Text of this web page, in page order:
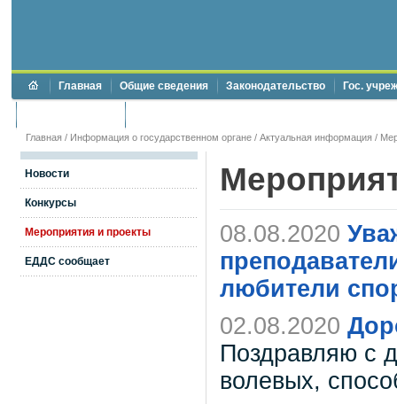
Главная Общие сведения Законодательство Гос.
Главная / Информация о государственном органе / Актуальная информация /
Новости
Конкурсы
Мероприятия и проекты
ЕДДС сообщает
08.08.2020
любители
02.08.2020
Поздравляю с
волевых,